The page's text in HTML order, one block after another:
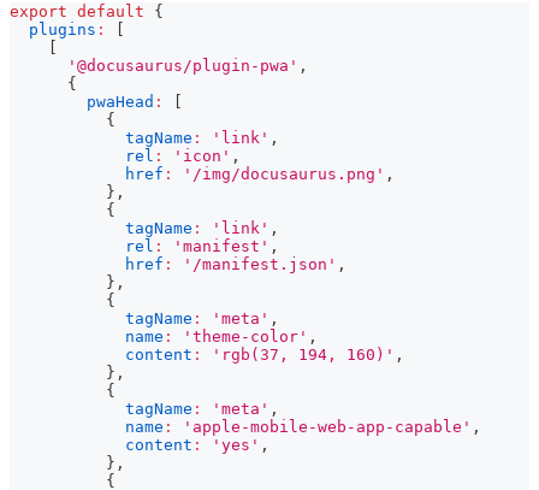
export default
{
plugins :
[
[
'@docusaurus/plugin-pwa' ,
{
pwaHead :
[
{
tagName : 'link' ,
rel : 'icon' ,
href : '/img/docusaurus.png' ,
} ,
{
tagName : 'link' ,
rel : 'manifest' ,
href : '/manifest.json' ,
} ,
{
tagName : 'meta' ,
name : 'theme-color' ,
content : 'rgb(37, 194, 160)' ,
} ,
{
tagName : 'meta' ,
name : 'apple-mobile-web-app-capable' ,
content : 'yes' ,
} ,
{